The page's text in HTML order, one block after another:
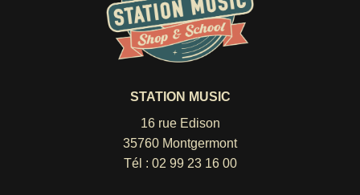
STATION MUSIC
16 rue Edison
35760 Montgermont
Tél : 02 99 23 16 00